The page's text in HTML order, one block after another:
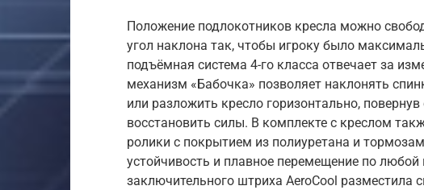
Положение подлокотников кресла можно
угол наклона так, чтобы игроку было
подъёмная система 4-го класса отвечает за
механизм «Бабочка» позволяет наклонять
или разложить кресло горизонтально,
восстановить силы. В комплекте с креслом
ролики с покрытием из полиуретана и
устойчивость и плавное перемещение по любой
заключительного штриха AeroСool разместила